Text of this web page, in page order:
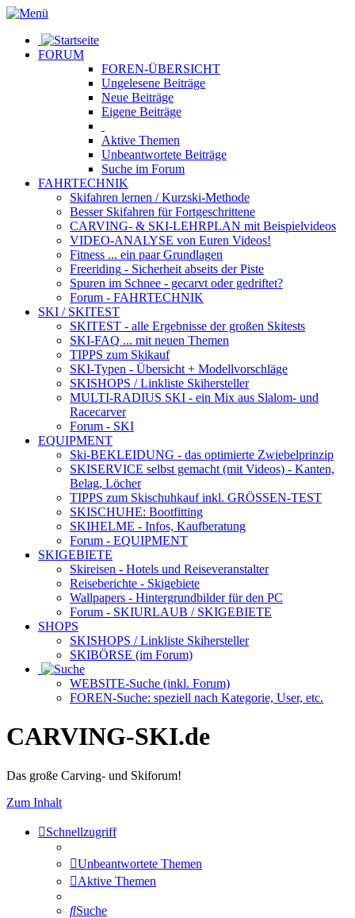
FORUM
FOREN-ÜBERSICHT
Ungelesene Beiträge
Neue Beiträge
Eigene Beiträge
Aktive Themen
Unbeantwortete Beiträge
Suche im Forum
FAHRTECHNIK
Skifahren lernen / Kurzski-Methode
Besser Skifahren für Fortgeschrittene
CARVING- & SKI-LEHRPLAN mit Beispielvideos
VIDEO-ANALYSE von Euren Videos!
Fitness ... ein paar Grundlagen
Freeriding - Sicherheit abseits der Piste
Spuren im Schnee - gecarvt oder gedriftet?
Forum - FAHRTECHNIK
SKI / SKITEST
SKITEST - alle Ergebnisse der großen Skitests
SKI-FAQ ... mit neuen Themen
TIPPS zum Skikauf
SKI-Typen - Übersicht + Modellvorschläge
SKISHOPS / Linkliste Skihersteller
MULTI-RADIUS SKI - ein Mix aus Slalom- und
Racecarver
Forum - SKI
EQUIPMENT
Ski-BEKLEIDUNG - das optimierte Zwiebelprinzip
SKISERVICE selbst gemacht (mit Videos) - Kanten,
Belag, Löcher
TIPPS zum Skischuhkaufinkl. GRÖSSEN-TEST
SKISCHUHE: Bootfitting
SKIHELME - Infos, Kaufberatung
Forum - EQUIPMENT
SKIGEBIETE
Skireisen - Hotels und Reiseveranstalter
Reiseberichte - Skigebiete
Wallpapers - Hintergrundbilder für den PC
Forum - SKIURLAUB / SKIGEBIETE
SHOPS
SKISHOPS / Linkliste Skihersteller
SKIBÖRSE (im Forum)
WEBSITE-Suche (inkl. Forum)
FOREN-Suche: speziell nach Kategorie, User, etc.
CARVING-SKI.de
Das große Carving- und Skiforum!
Zum Inhalt
Schnellzugriff
Unbeantwortete Themen
Aktive Themen
Suche